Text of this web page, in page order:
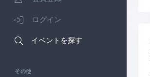
ログイン
イベントを探す
その他